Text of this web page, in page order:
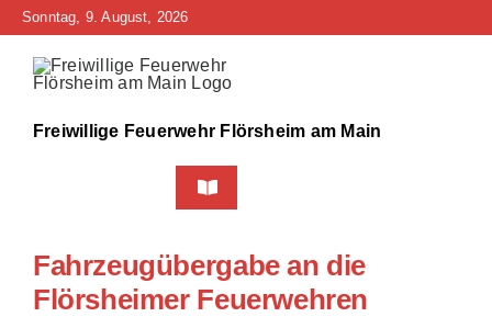
Zum
springen
Sonntag, 9. August, 2026
Freiwillige Feuerwehr Flörsheim am Main
Toggle
Navigation
Neuigkeiten
Fahrzeugübergabe an die
Flörsheimer Feuerwehren